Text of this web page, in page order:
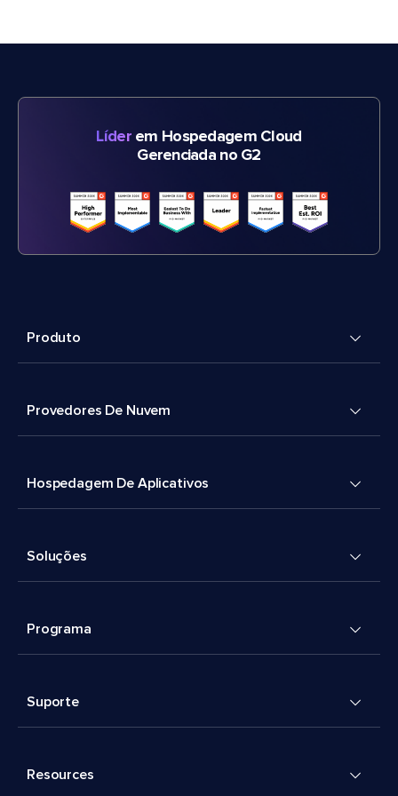
Líderem Hospedagem Cloud
Gerenciada no G2
Produto
Provedores De Nuvem
Hospedagem De Aplicativos
Soluções
Programa
Suporte
Resources